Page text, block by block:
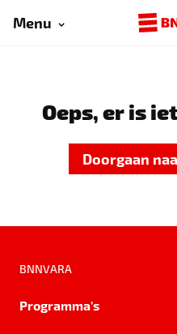
Menu
Oeps, er is
Doorgaan
BNNVARA
Programma's